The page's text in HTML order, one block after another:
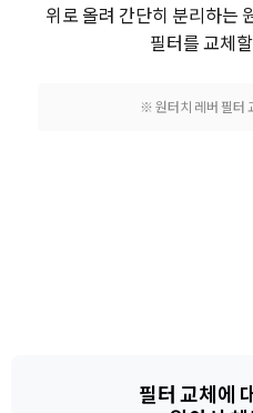
위로 올려 간단히 분리하는
필터를 교체
※ 원터치 레버 필터
필터 교체에